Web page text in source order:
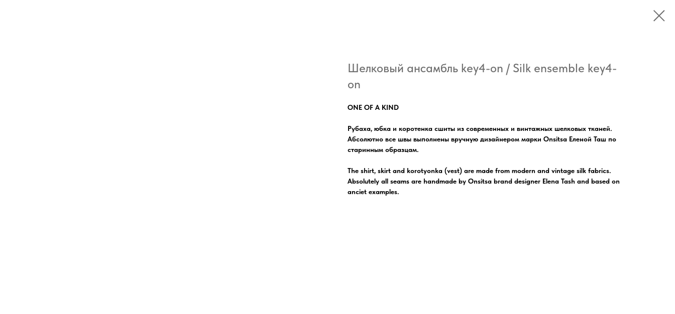
Шелковый ансамбль key4-on / Silk ensemble key4-
on
ONE OF A KIND
Рубаха, юбка и коротенка сшиты из современных и винтажных шелковых тканей.
Абсолютно все швы выполнены вручную дизайнером марки Onsitsa Еленой Таш по
старинным образцам.
The shirt, skirt and korotyonka (vest) are made from modern and vintage silk fabrics.
Absolutely all seams are handmade by Onsitsa brand designer Elena Tash and based on
anciet examples.